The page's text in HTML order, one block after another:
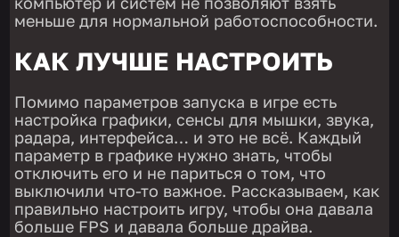
меньше для нормальной работоспособности.
КАК ЛУЧШЕ НАСТРОИТЬ
Помимо параметров запуска в игре есть
настройка графики, сенсы для мышки, звука,
радара, интерфейса… и это не всё. Каждый
параметр в графике нужно знать, чтобы
отключить его и не париться о том, что
выключили что-то важное. Рассказываем, как
правильно настроить игру, чтобы она давала
больше FPS и давала больше драйва.